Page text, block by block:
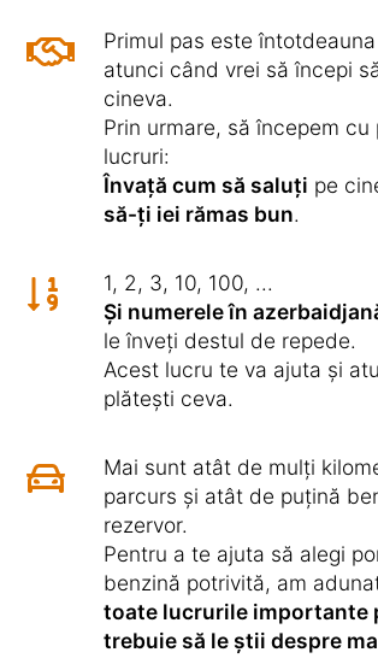
Primul pas este
atunci când vrei să începi
cineva.
Prin urmare, să începem cu
lucruri:
Învață cum să saluți pe
să-ți iei rămas bun.
1, 2, 3, 10, 100, ...
Și numerele în
le înveți destul de repede.
Acest lucru te va ajuta și
plătești ceva.
Mai sunt atât de mulți
parcurs și atât de puțină
rezervor.
Pentru a te ajuta să alegi
benzină potrivită, am
toate lucrurile importante
trebuie să le știi despre